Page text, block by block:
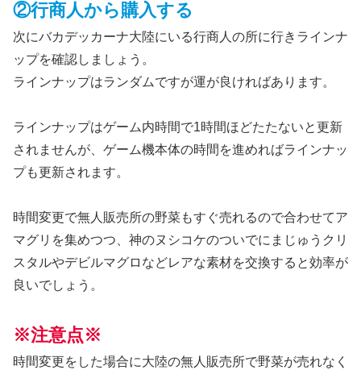
②行商人から購入する
次にバカデッカーナ大陸にいる行商人の所に行きラインナ
ップを確認しましょう。
ラインナップはランダムですが運が良ければあります。
ラインナップはゲーム内時間で1時間ほどたたないと更新
されませんが、ゲーム機本体の時間を進めればラインナッ
プも更新されます。
時間変更で無人販売所の野菜もすぐ売れるので合わせてア
マグリを集めつつ、神のヌシコケのついでにまじゅうクリ
スタルやデビルマグロなどレアな素材を交換すると効率が
良いでしょう。
※注意点※
時間変更をした場合に大陸の無人販売所で野菜が売れなく